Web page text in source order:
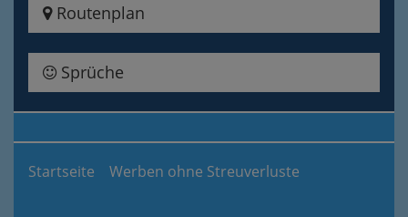
Routenplan
Sprüche
Startseite Werben ohne Streuverluste